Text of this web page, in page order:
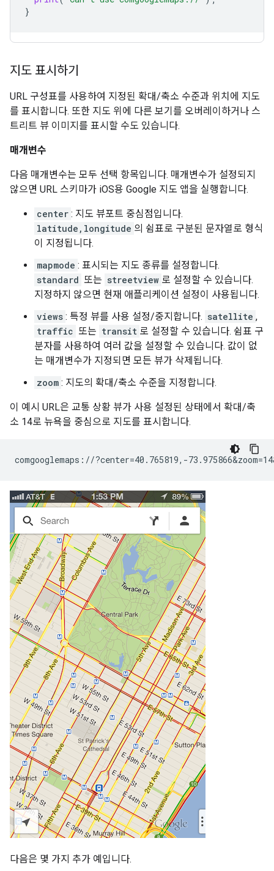
}
지도 표시하기
URL 구성표를 사용하여 지정된 확대/축소 수준과 위치에 지도
를 표시합니다. 또한 지도 위에 다른 보기를 오버레이하거나 스
트리트 뷰 이미지를 표시할 수도 있습니다.
매개변수
다음 매개변수는 모두 선택 항목입니다. 매개변수가 설정되지
않으면 URL 스키마가 iOS용 Google 지도 앱을 실행합니다.
center : 지도 뷰포트 중심점입니다.
latitude,longitude 의 쉼표로 구분된 문자열로 형식
이 지정됩니다.
mapmode : 표시되는 지도 종류를 설정합니다.
standard 또는 streetview 로 설정할 수 있습니다.
지정하지 않으면 현재 애플리케이션 설정이 사용됩니다.
views : 특정 뷰를 사용 설정/중지합니다. satellite ,
traffic 또는 transit 로 설정할 수 있습니다. 쉼표 구
분자를 사용하여 여러 값을 설정할 수 있습니다. 값이 없
는 매개변수가 지정되면 모든 뷰가 삭제됩니다.
zoom : 지도의 확대/축소 수준을 지정합니다.
이 예시 URL은 교통 상황 뷰가 사용 설정된 상태에서 확대/축
소 14로 뉴욕을 중심으로 지도를 표시합니다.
다음은 몇 가지 추가 예입니다.